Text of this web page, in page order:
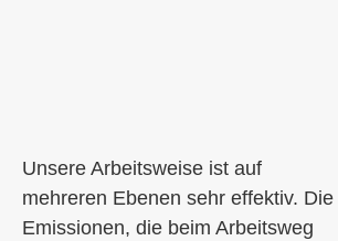
Unsere Arbeitsweise ist auf
mehreren Ebenen sehr effektiv. Die
Emissionen, die beim Arbeitsweg